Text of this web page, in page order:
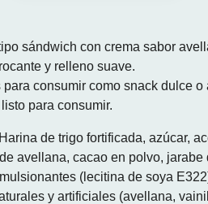
sándwich con crema sabor
y relleno suave.
para consumir como snack dulce
para consumir.
Harina de trigo fortificada, azúcar,
avellana, cacao en polvo,
(lecitina de soya
y artificiales (avellana,